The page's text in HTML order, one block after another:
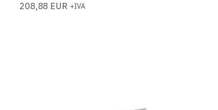
208,88 EUR +IVA